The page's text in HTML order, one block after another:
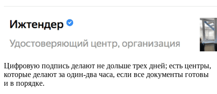
Цифровую подпись делают не дольше трех дней; есть центры,
которые делают за один-два часа, если все документы готовы
и в порядке.